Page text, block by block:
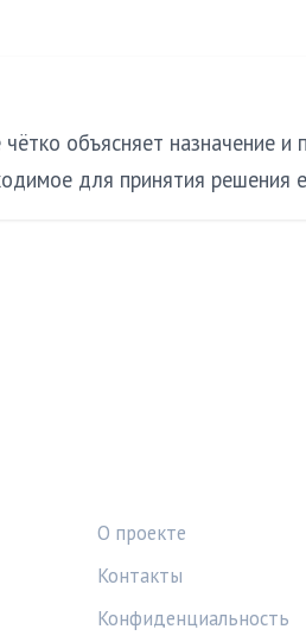
объясняет назначение и
для принятия решения
О проекте
Контакты
Конфиденциальность